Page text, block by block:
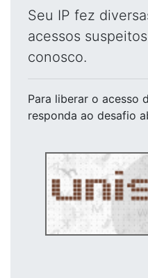
Seu IP fez
acessos
conosco.
Para liberar o acesso
responda ao desafio